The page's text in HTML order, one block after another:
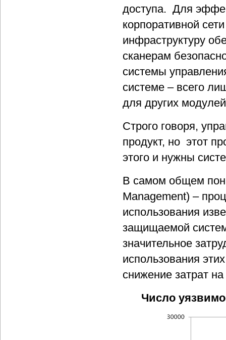
доступа. Для
корпоративной
инфраструктуру
сканерам
системы
системе – всего
для других
Строго говоря,
продукт, но этот
этого и нужны
В самом общем
Management) –
использования
защищаемой
значительное
использования
снижение затрат
Число